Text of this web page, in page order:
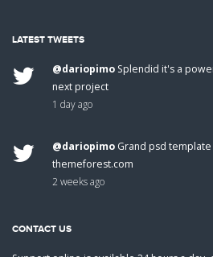
LATEST TWEETS
@dariopimo Splendid it's a
next project
1 day ago
@dariopimo Grand psd
themeforest.com
2 weeks ago
CONTACT US